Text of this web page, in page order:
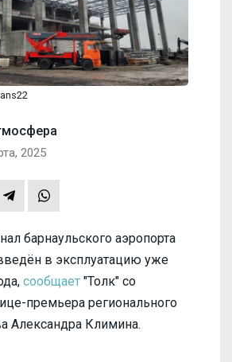
2025
барнаульского аэропорта
в эксплуатацию уже
сообщает "Толк" со
премьера регионального
Александра Климина.